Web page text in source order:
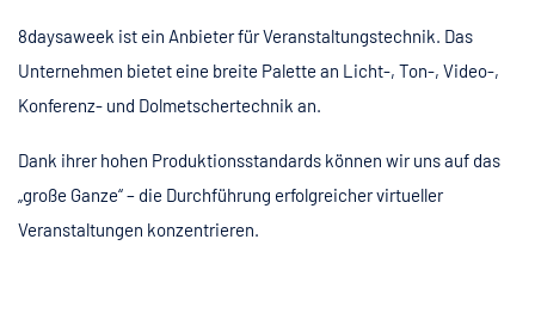
8daysaweek ist ein Anbieter für Veranstaltungstechnik. Das
Unternehmen bietet eine breite Palette an Licht-, Ton-, Video-,
Konferenz- und Dolmetschertechnik an.
Dank ihrer hohen Produktionsstandards können wir uns auf das
„große Ganze“ – die Durchführung erfolgreicher virtueller
Veranstaltungen konzentrieren.